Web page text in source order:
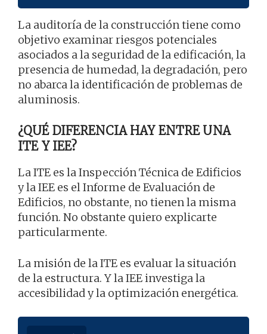
La auditoría de la construcción tiene como
objetivo examinar riesgos potenciales
asociados a la seguridad de la edificación, la
presencia de humedad, la degradación, pero
no abarca la identificación de problemas de
aluminosis.
¿QUÉ DIFERENCIA HAY ENTRE UNA
ITE Y IEE?
La ITE es la Inspección Técnica de Edificios
y la IEE es el Informe de Evaluación de
Edificios, no obstante, no tienen la misma
función. No obstante quiero explicarte
particularmente.
La misión de la ITE es evaluar la situación
de la estructura. Y la IEE investiga la
accesibilidad y la optimización energética.